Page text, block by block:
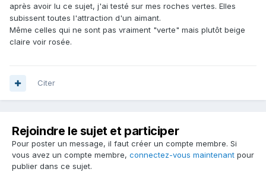
après avoir lu ce sujet, j'ai testé sur mes roches vertes. Elles
subissent toutes l'attraction d'un aimant.
Même celles qui ne sont pas vraiment "verte" mais plutôt beige
claire voir rosée.
Citer
Rejoindre le sujet et participer
Pour poster un message, il faut créer un compte membre. Si
vous avez un compte membre, connectez-vous maintenant pour
publier dans ce sujet.